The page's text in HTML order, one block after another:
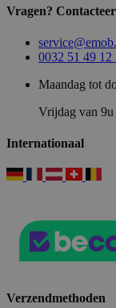
Vragen?
0032 51 49 12
Maandag tot
Vrijdag van
Internationaal
Verzendmethoden